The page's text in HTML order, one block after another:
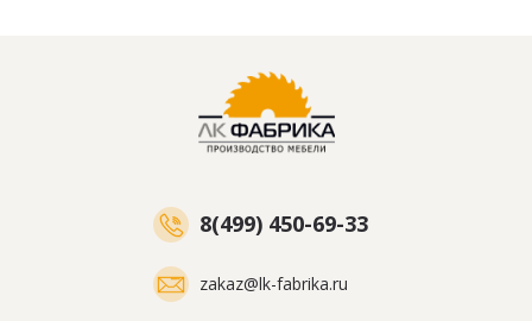
8(499) 450-69-33
zakaz@lk-fabrika.ru